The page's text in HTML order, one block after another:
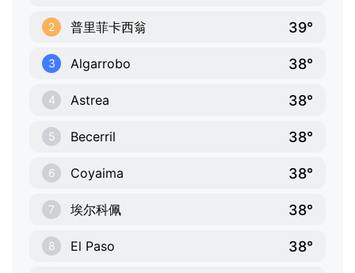
2 普里菲卡西翁 39°
3 Algarrobo 38°
4 Astrea 38°
5 Becerril 38°
6 Coyaima 38°
7 埃尔科佩 38°
8 El Paso 38°